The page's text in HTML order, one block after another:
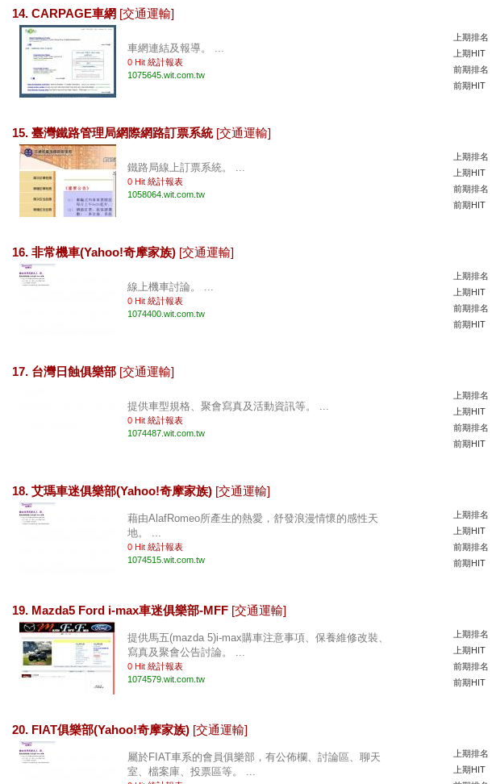
14. CARPAGE車網 [交通運輸]
車網連結及報導。 ...
0 Hit 統計報表
1075645.wit.com.tw
上期排名
上期HIT
前期排名
前期HIT
15. 臺灣鐵路管理局網際網路訂票系統 [交通運輸]
鐵路局線上訂票系統。 ...
0 Hit 統計報表
1058064.wit.com.tw
上期排名
上期HIT
前期排名
前期HIT
16. 非常機車(Yahoo!奇摩家族) [交通運輸]
線上機車討論。 ...
0 Hit 統計報表
1074400.wit.com.tw
上期排名
上期HIT
前期排名
前期HIT
17. 台灣日蝕俱樂部 [交通運輸]
提供車型規格、聚會寫真及活動資訊等。 ...
0 Hit 統計報表
1074487.wit.com.tw
上期排名
上期HIT
前期排名
前期HIT
18. 艾瑪車迷俱樂部(Yahoo!奇摩家族) [交通運輸]
藉由AlafRomeo所產生的熱愛，舒發浪漫情懷的感性天
地。 ...
0 Hit 統計報表
1074515.wit.com.tw
上期排名
上期HIT
前期排名
前期HIT
19. Mazda5 Ford i-max車迷俱樂部-MFF [交通運輸]
提供馬五(mazda 5)i-max購車注意事項、保養維修改裝、
寫真及聚會公告討論。 ...
0 Hit 統計報表
1074579.wit.com.tw
上期排名
上期HIT
前期排名
前期HIT
20. FIAT俱樂部(Yahoo!奇摩家族) [交通運輸]
屬於FIAT車系的會員俱樂部，有公佈欄、討論區、聊天
室、檔案庫、投票區等。 ...
上期排名
上期HIT